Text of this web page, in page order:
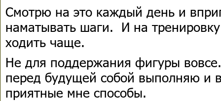
Смотрю на это каждый день и
наматывать шаги. И на
ходить чаще.
Не для поддержания фигуры
перед будущей собой выполняю и
приятные мне способы.